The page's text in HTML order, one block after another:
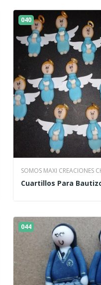
040
SOMOS MAXI CREACIONES
Cuartillos Para
044